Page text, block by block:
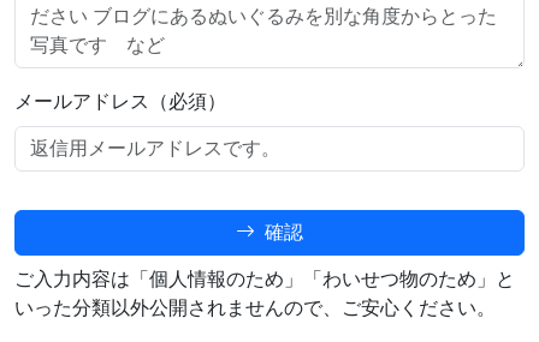
メールアドレス（必須）
確認
ご入力内容は「個人情報のため」「わいせつ物のため」と
いった分類以外公開されませんので、ご安心ください。